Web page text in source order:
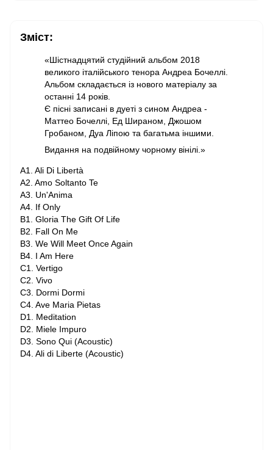
Зміст:
«Шістнадцятий студійний альбом 2018
великого італійського тенора Андреа Бочеллі.
Альбом складається із нового матеріалу за
останні 14 років.
Є пісні записані в дуеті з сином Андреа -
Маттео Бочеллі, Ед Шираном, Джошом
Гробаном, Дуа Ліпою та багатьма іншими.
Видання на подвійному чорному вінілі.»
A1. Ali Di Libertà
A2. Amo Soltanto Te
A3. Un'Anima
A4. If Only
B1. Gloria The Gift Of Life
B2. Fall On Me
B3. We Will Meet Once Again
B4. I Am Here
C1. Vertigo
C2. Vivo
C3. Dormi Dormi
C4. Ave Maria Pietas
D1. Meditation
D2. Miele Impuro
D3. Sono Qui (Acoustic)
D4. Ali di Liberte (Acoustic)